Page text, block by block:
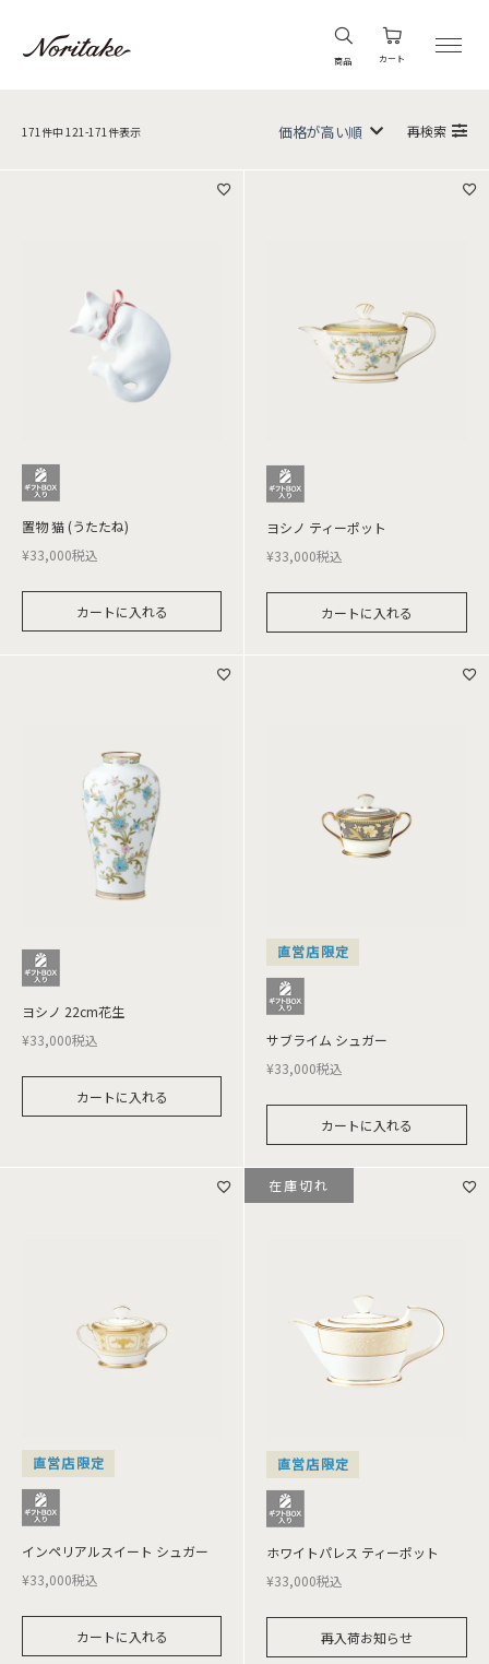
商品 カート
171 件中 121 -171 件表示 再検索
置物 猫 (うたたね)
¥33,000税込
カートに入れる
ヨシノ ティーポット
¥33,000税込
カートに入れる
ヨシノ 22cm花生
¥33,000税込
カートに入れる
直営店限定
サブライム シュガー
¥33,000税込
カートに入れる
直営店限定
インペリアルスイート シュガー
¥33,000税込
カートに入れる
直営店限定
ホワイトパレス ティーポット
¥33,000税込
再入荷お知らせ
在庫切れ